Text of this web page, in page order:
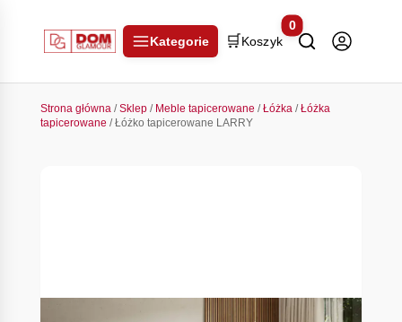
Kategorie 🛒 Koszyk
0
Strona główna/Sklep/ Meble tapicerowane /Łóżka/Łóżka
tapicerowane / Łóżko tapicerowane LARRY